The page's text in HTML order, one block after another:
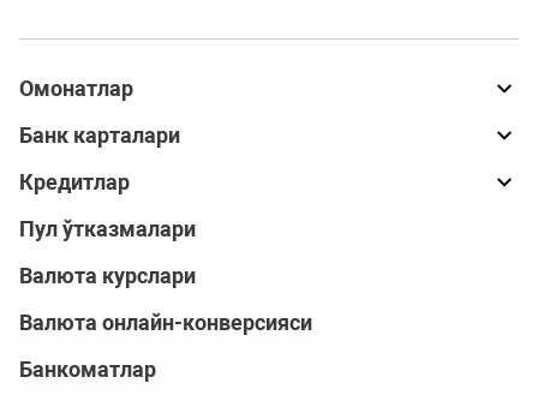
Омонатлар
Банк карталари
Кредитлар
Пул ўтказмалари
Валюта курслари
Валюта онлайн-конверсияси
Банкоматлар